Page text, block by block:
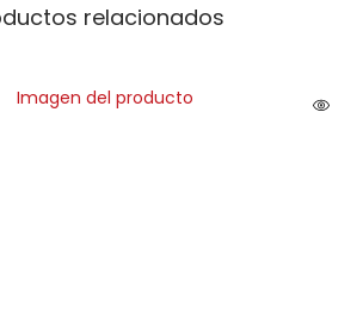
relacionados